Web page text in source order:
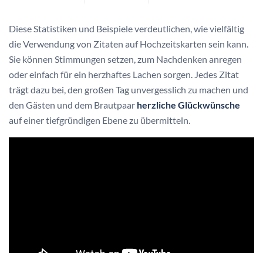
Diese Statistiken und Beispiele verdeutlichen, wie vielfältig
die Verwendung von Zitaten auf Hochzeitskarten sein kann.
Sie können Stimmungen setzen, zum Nachdenken anregen
oder einfach für ein herzhaftes Lachen sorgen. Jedes Zitat
trägt dazu bei, den großen Tag unvergesslich zu machen und
den Gästen und dem Brautpaar herzliche Glückwünsche
auf einer tiefgründigen Ebene zu übermitteln.